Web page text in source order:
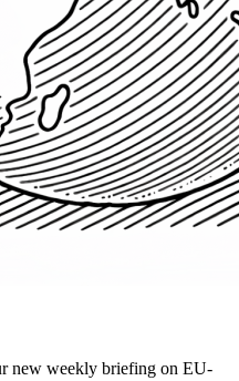
new weekly briefing on EU-